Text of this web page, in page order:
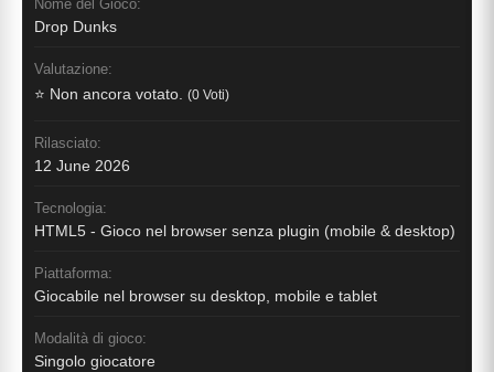
Nome del Gioco:
Drop Dunks
Valutazione:
⭐ Non ancora votato. (0 Voti)
Rilasciato:
12 June 2026
Tecnologia:
HTML5 - Gioco nel browser senza plugin (mobile & desktop)
Piattaforma:
Giocabile nel browser su desktop, mobile e tablet
Modalità di gioco:
Singolo giocatore